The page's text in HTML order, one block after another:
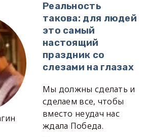
Реальность
такова: для людей
это самый
настоящий
праздник со
слезами на глазах
Мы должны сделать и
сделаем все, чтобы
вместо неудач нас
ждала Победа.